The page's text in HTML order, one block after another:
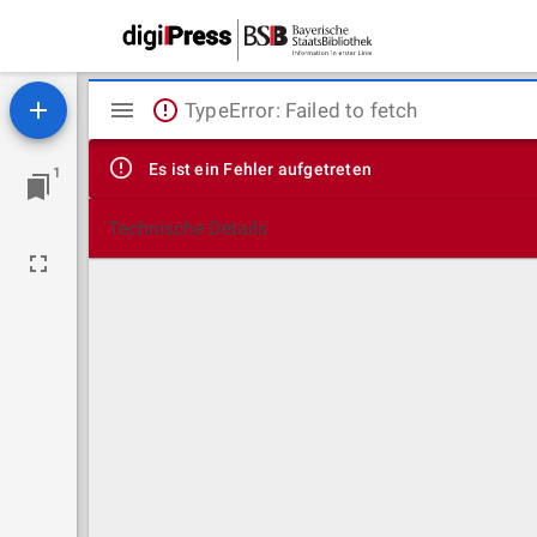
1
Mirador
Viewer
TypeError: Failed to fetch
Es ist ein Fehler aufgetreten
Technische Details